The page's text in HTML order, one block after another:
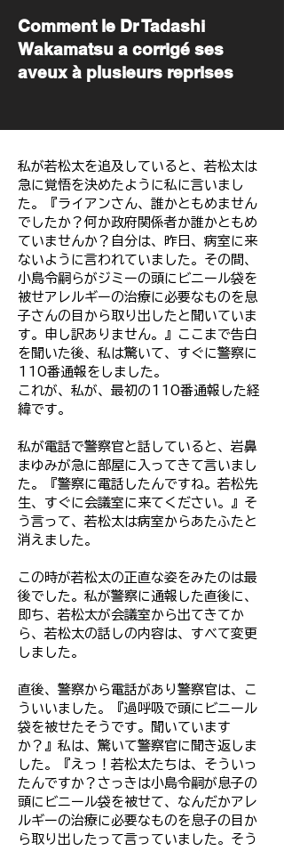
​Comment le Dr Tadashi
Wakamatsu a corrigé ses
aveux à plusieurs reprises
私が若松太を追及していると、若松太は
急に覚悟を決めたように私に言いまし
た。『ライアンさん、誰かともめません
でしたか？何か政府関係者か誰かともめ
ていませんか？自分は、昨日、病室に来
ないように言われていました。その間、
小島令嗣らがジミーの頭にビニール袋を
被せアレルギーの治療に必要なものを息
子さんの目から取り出したと聞いていま
す。申し訳ありません。』ここまで告白
を聞いた後、私は驚いて、すぐに警察に
110番通報をしました。
これが、私が、最初の110番通報した経
緯です。
私が電話で警察官と話していると、岩鼻
まゆみが急に部屋に入ってきて言いまし
た。『警察に電話したんですね。若松先
生、すぐに会議室に来てください。』そ
う言って、若松太は病室からあたふたと
消えました。
この時が若松太の正直な姿をみたのは最
後でした。私が警察に通報した直後に、
即ち、若松太が会議室から出てきてか
ら、若松太の話しの内容は、すべて変更
しました。
直後、警察から電話があり警察官は、こ
ういいました。『過呼吸で頭にビニール
袋を被せたそうです。聞いています
か？』私は、驚いて警察官に聞き返しま
した。『えっ！若松太たちは、そういっ
たんですか？さっきは小島令嗣が息子の
頭にビニール袋を被せて、なんだかアレ
ルギーの治療に必要なものを息子の目か
ら取り出したって言っていました。そう